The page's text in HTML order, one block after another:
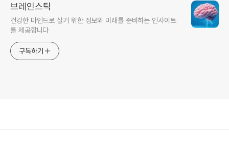
브레인스틱
건강한 마인드로 살기 위한 정보와 미래를 준비하는 인사이트
를 제공합니다
구독하기